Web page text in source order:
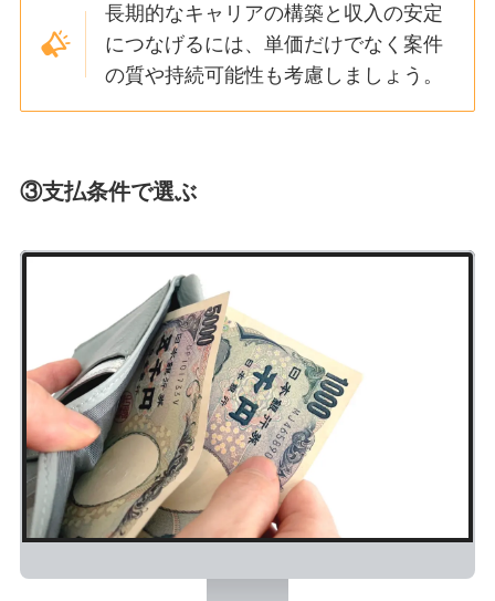
長期的なキャリアの構築と収入の安定
につなげるには、単価だけでなく案件
の質や持続可能性も考慮しましょう。
③支払条件で選ぶ